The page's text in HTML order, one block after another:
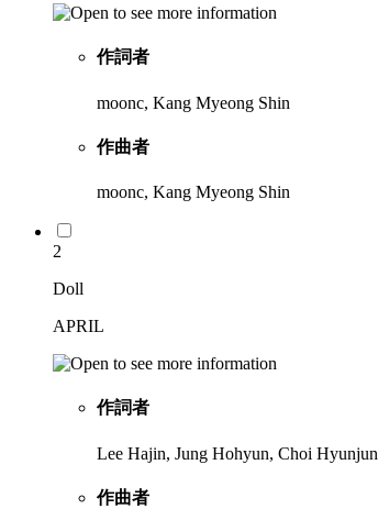
作詞者
moonc, Kang Myeong Shin
作曲者
moonc, Kang Myeong Shin
2
Doll
APRIL
作詞者
Lee Hajin, Jung Hohyun, Choi Hyunjun
作曲者